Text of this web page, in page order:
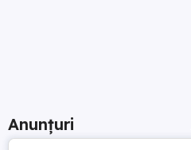
Anunțuri